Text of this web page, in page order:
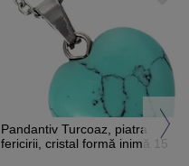
Pandantiv Turcoaz, piatra
fericirii, cristal formă inimă 15